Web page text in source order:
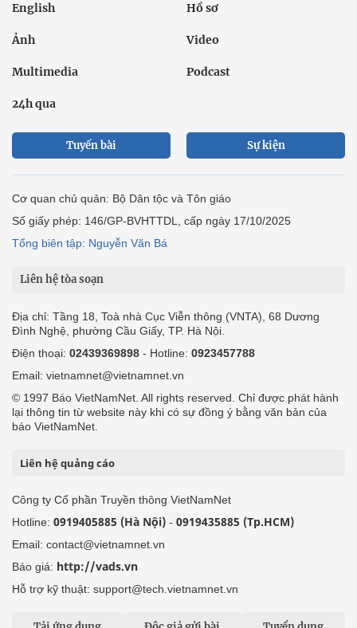
English Hồ sơ
Ảnh Video
Multimedia Podcast
24h qua
Tuyến bài Sự kiện
Cơ quan chủ quản: Bộ Dân tộc và Tôn giáo
Số giấy phép: 146/GP-BVHTTDL, cấp ngày 17/10/2025
Tổng biên tập: Nguyễn Văn Bá
Liên hệ tòa soạn
Địa chỉ: Tầng 18, Toà nhà Cục Viễn thông (VNTA), 68 Dương
Đình Nghệ, phường Cầu Giấy, TP. Hà Nội.
Điện thoại: 02439369898 - Hotline: 0923457788
Email: vietnamnet@vietnamnet.vn
© 1997 Báo VietNamNet. All rights reserved. Chỉ được phát hành
lại thông tin từ website này khi có sự đồng ý bằng văn bản của
báo VietNamNet.
Liên hệ quảng cáo
Công ty Cổ phần Truyền thông VietNamNet
Hotline: 0919405885 (Hà Nội) - 0919435885 (Tp.HCM)
Email: contact@vietnamnet.vn
Báo giá: http://vads.vn
Hỗ trợ kỹ thuật: support@tech.vietnamnet.vn